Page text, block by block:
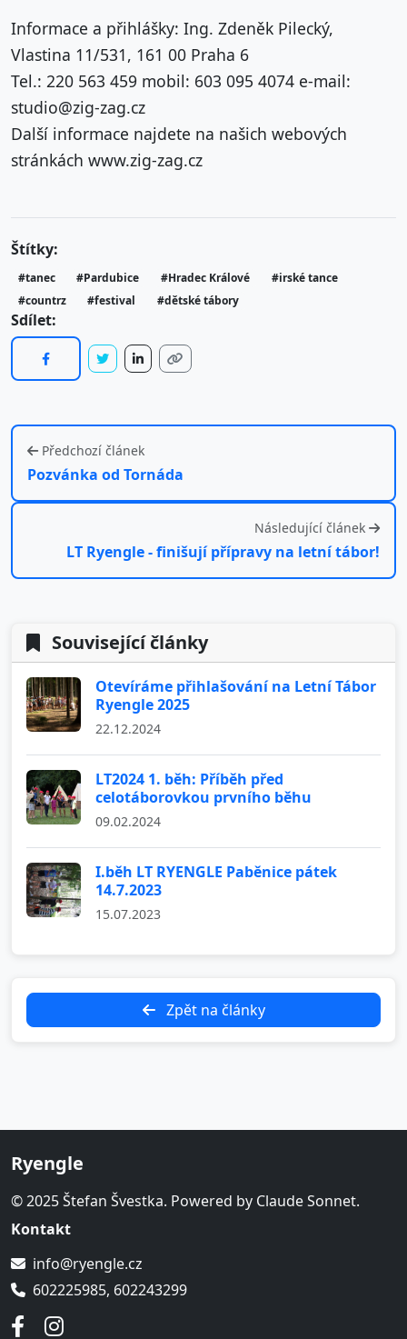
Informace a přihlášky: Ing. Zdeněk Pilecký,
Vlastina 11/531, 161 00 Praha 6
Tel.: 220 563 459 mobil: 603 095 4074 e-mail:
studio@zig-zag.cz
Další informace najdete na našich webových
stránkách www.zig-zag.cz
Štítky:
#tanec #Pardubice #Hradec Králové
#irské tance
#countrz
#festival #dětské tábory
Sdílet:
Předchozí článek
Pozvánka od Tornáda
Následující článek
LT Ryengle - finišují přípravy na letní tábor!
Související články
Otevíráme přihlašování na Letní Tábor
Ryengle 2025
22.12.2024
LT2024 1. běh: Příběh před
celotáborovkou prvního běhu
09.02.2024
I.běh LT RYENGLE Paběnice pátek
14.7.2023
15.07.2023
Zpět na články
Ryengle
© 2025 Štefan Švestka. Powered by Claude Sonnet.
Kontakt
info@ryengle.cz
602225985, 602243299